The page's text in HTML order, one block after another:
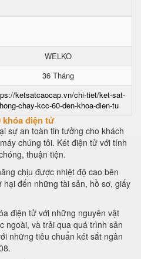
WELKO
36 Tháng
ketsatcaocap.vn/chi-tiet/ket-sat-
chay-kcc-60-den-khoa-dien-tu
khóa điện tử
sự an toàn tin tưởng cho khách
chúng tôi. Két điện tử với tính
thuận tiện.
chịu được nhiệt độ cao bên
đến những tài sản, hồ sơ, giấy
điện tử với những nguyên vật
ngoài, và trải qua quá trình sản
những tiêu chuẩn két sắt ngân